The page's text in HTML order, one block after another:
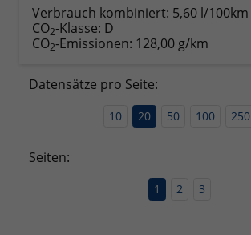
Verbrauch kombiniert: 5,60 l/100km
CO2-Klasse: D
CO2-Emissionen: 128,00 g/km
Datensätze pro Seite:
10 20 50 100 250
Seiten:
1 2 3